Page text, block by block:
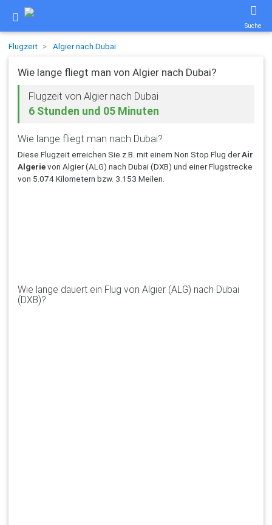
Suche
Flugzeit Algier nach Dubai
Wie lange fliegt man von Algier nach Dubai?
Flugzeit von Algier nach Dubai
6 Stunden und 05 Minuten
Wie lange fliegt man nach Dubai?
Diese Flugzeit erreichen Sie z.B. mit einem Non Stop Flug derAir
Algerievon Algier (ALG) nach Dubai (DXB) und einer Flugstrecke
von 5.074 Kilometern bzw. 3.153 Meilen.
Wie lange dauert ein Flug von Algier (ALG) nach Dubai
(DXB)?